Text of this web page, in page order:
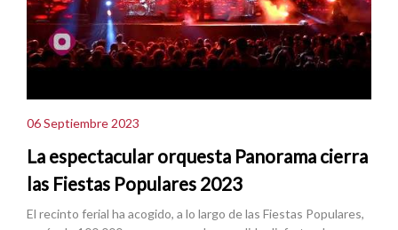
06 Septiembre 2023
La espectacular orquesta Panorama cierra
las Fiestas Populares 2023
El recinto ferial ha acogido, a lo largo de las Fiestas Populares,